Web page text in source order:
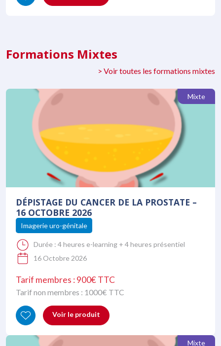
Formations Mixtes
> Voir toutes les formations mixtes
Mixte
DÉPISTAGE DU CANCER DE LA PROSTATE –
16 OCTOBRE 2026
Imagerie uro-génitale
Durée : 4 heures e-learning + 4 heures présentiel
16 Octobre 2026
Tarif membres : 900€ TTC
Tarif non membres : 1000€ TTC
Voir le produit
Mixte